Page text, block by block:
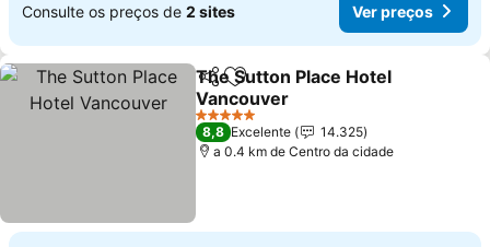
Consulte os preços de 2 sites Ver preços
PartilharAdicionar aos favoritos
The Sutton Place Hotel
Vancouver
5 Estrelas
8,8 Excelente
14.325
a 0.4 km de Centro da cidade